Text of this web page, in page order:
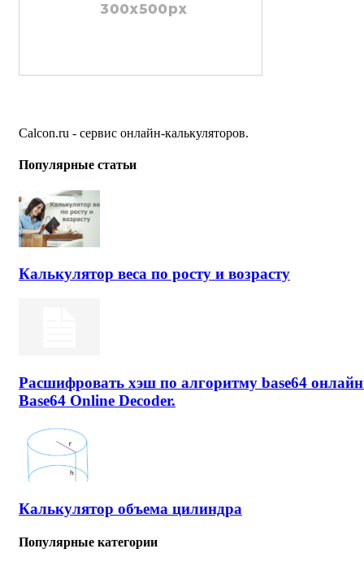
Calcon.ru - сервис онлайн-калькуляторов.
Популярные статьи
Калькулятор веса по росту и возрасту
Расшифровать хэш по алгоритму base64
Base64 Online Decoder.
Калькулятор объема цилиндра
Популярные категории